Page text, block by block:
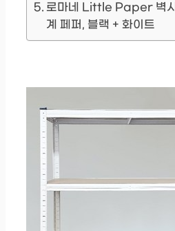
로마네 Little Paper 벽시
계 페퍼, 블랙 + 화이트